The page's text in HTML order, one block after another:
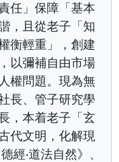
任」保障「基本
，且從老子「知
衡輕重」，創建
以彌補自由市場
權問題。現為無
長、管子研究學
，本着老子「玄
代文明，化解現
經‧道法自然》、